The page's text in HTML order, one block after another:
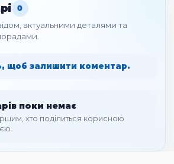
0
актуальними деталями та
щоб залишити коментар.
поки немає
хто поділиться корисною